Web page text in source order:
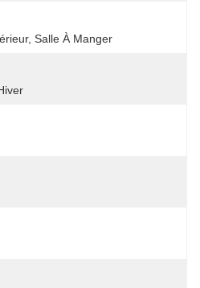
Salle À Manger